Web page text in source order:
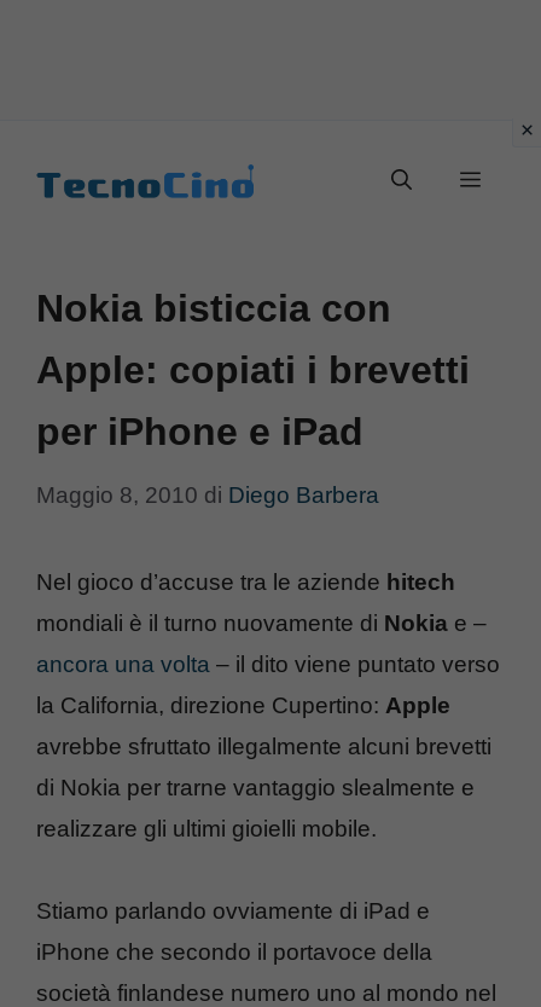
Menu
Nokia bisticcia con
Apple: copiati i brevetti
per iPhone e iPad
Maggio 8, 2010 di Diego Barbera
Nel gioco d’accuse tra le aziende hitech
mondiali è il turno nuovamente di Nokia e –
ancora una volta – il dito viene puntato verso
la California, direzione Cupertino: Apple
avrebbe sfruttato illegalmente alcuni brevetti
di Nokia per trarne vantaggio slealmente e
realizzare gli ultimi gioielli mobile.
Stiamo parlando ovviamente di iPad e
iPhone che secondo il portavoce della
società finlandese numero uno al mondo nel